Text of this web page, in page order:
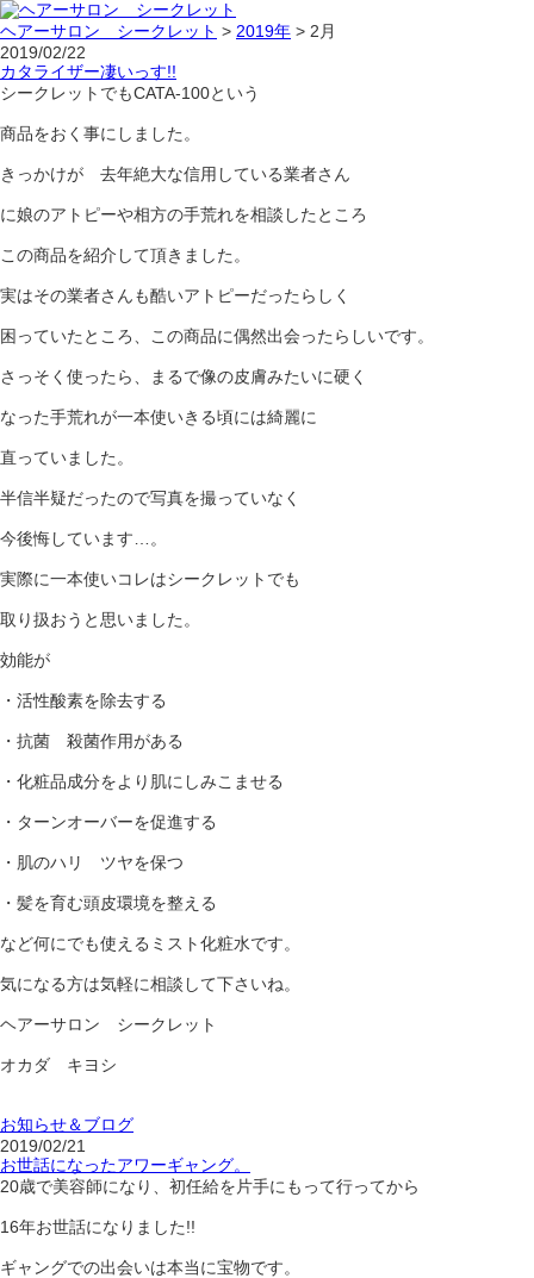
ヘアーサロン シークレット > 2019年 > 2月
2019/02/22
カタライザー凄いっす!!
シークレットでもCATA-100という
商品をおく事にしました。
きっかけが 去年絶大な信用している業者さん
に娘のアトピーや相方の手荒れを相談したところ
この商品を紹介して頂きました。
実はその業者さんも酷いアトピーだったらしく
困っていたところ、この商品に偶然出会ったらしいです。
さっそく使ったら、まるで像の皮膚みたいに硬く
なった手荒れが一本使いきる頃には綺麗に
直っていました。
半信半疑だったので写真を撮っていなく
今後悔しています…。
実際に一本使いコレはシークレットでも
取り扱おうと思いました。
効能が
・活性酸素を除去する
・抗菌 殺菌作用がある
・化粧品成分をより肌にしみこませる
・ターンオーバーを促進する
・肌のハリ ツヤを保つ
・髪を育む頭皮環境を整える
など何にでも使えるミスト化粧水です。
気になる方は気軽に相談して下さいね。
ヘアーサロン シークレット
オカダ キヨシ
お知らせ＆ブログ
2019/02/21
お世話になったアワーギャング。
20歳で美容師になり、初任給を片手にもって行ってから
16年お世話になりました!!
ギャングでの出会いは本当に宝物です。